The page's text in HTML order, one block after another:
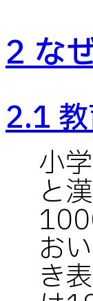
2 な
2.1
小
と
お
き